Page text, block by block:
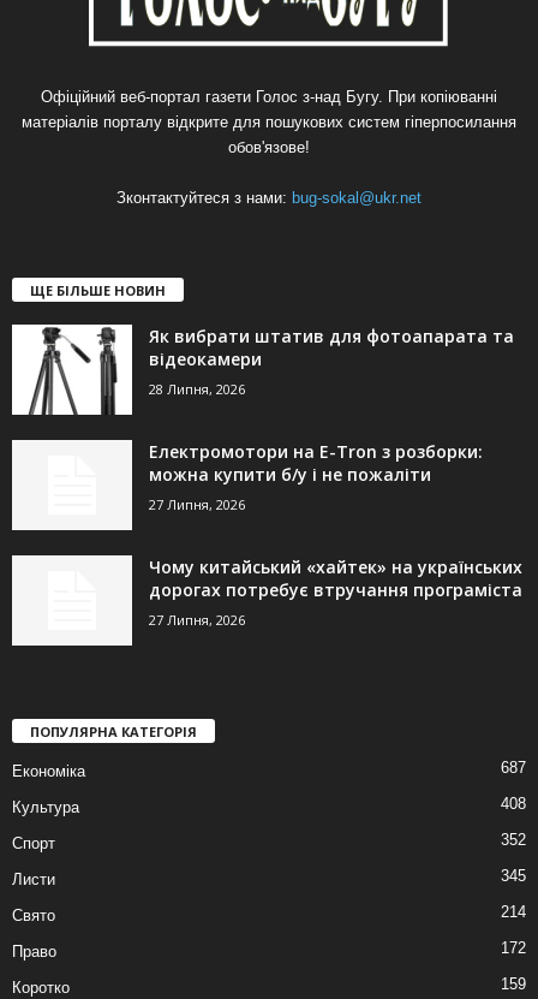
Офіційний веб-портал газети Голос з-над Бугу. При копіюванні
матеріалів порталу відкрите для пошукових систем гіперпосилання
обов'язове!
Зконтактуйтеся з нами: bug-sokal@ukr.net
ЩЕ БІЛЬШЕ НОВИН
Як вибрати штатив для фотоапарата та
відеокамери
28 Липня, 2026
Електромотори на E-Tron з розборки:
можна купити б/у і не пожаліти
27 Липня, 2026
Чому китайський «хайтек» на українських
дорогах потребує втручання програміста
27 Липня, 2026
ПОПУЛЯРНА КАТЕГОРІЯ
Економіка 687
Культура 408
Спорт 352
Листи 345
Свято 214
Право 172
Коротко 159